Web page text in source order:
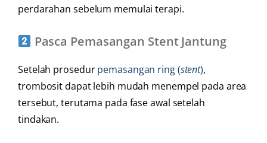
perdarahan sebelum memulai terapi.
Pasca Pemasangan Stent Jantung
Setelah prosedurpemasangan ring (stent),
trombosit dapat lebih mudah menempel pada area
tersebut, terutama pada fase awal setelah
tindakan.